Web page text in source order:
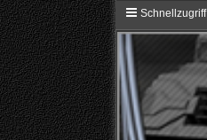
Schnellzugriff